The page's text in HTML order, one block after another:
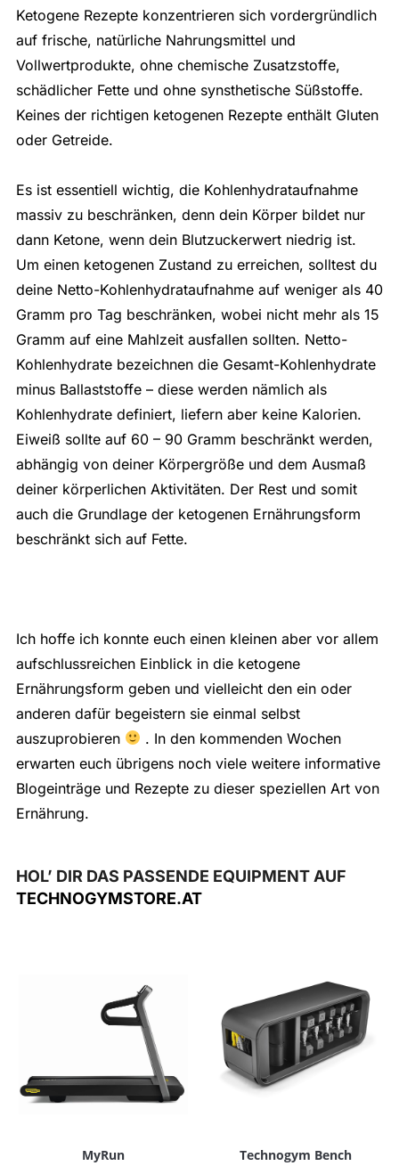
Ketogene Rezepte konzentrieren sich vordergründlich
auf frische, natürliche Nahrungsmittel und
Vollwertprodukte, ohne chemische Zusatzstoffe,
schädlicher Fette und ohne synsthetische Süßstoffe.
Keines der richtigen ketogenen Rezepte enthält Gluten
oder Getreide.
Es ist essentiell wichtig, die Kohlenhydrataufnahme
massiv zu beschränken, denn dein Körper bildet nur
dann Ketone, wenn dein Blutzuckerwert niedrig ist.
Um einen ketogenen Zustand zu erreichen, solltest du
deine Netto-Kohlenhydrataufnahme auf weniger als 40
Gramm pro Tag beschränken, wobei nicht mehr als 15
Gramm auf eine Mahlzeit ausfallen sollten. Netto-
Kohlenhydrate bezeichnen die Gesamt-Kohlenhydrate
minus Ballaststoffe – diese werden nämlich als
Kohlenhydrate definiert, liefern aber keine Kalorien.
Eiweiß sollte auf 60 – 90 Gramm beschränkt werden,
abhängig von deiner Körpergröße und dem Ausmaß
deiner körperlichen Aktivitäten. Der Rest und somit
auch die Grundlage der ketogenen Ernährungsform
beschränkt sich auf Fette.
Ich hoffe ich konnte euch einen kleinen aber vor allem
aufschlussreichen Einblick in die ketogene
Ernährungsform geben und vielleicht den ein oder
anderen dafür begeistern sie einmal selbst
auszuprobieren
. In den kommenden Wochen
erwarten euch übrigens noch viele weitere informative
Blogeinträge und Rezepte zu dieser speziellen Art von
Ernährung.
HOL’ DIR DAS PASSENDE EQUIPMENT AUF
TECHNOGYMSTORE.AT
MyRun Technogym Bench